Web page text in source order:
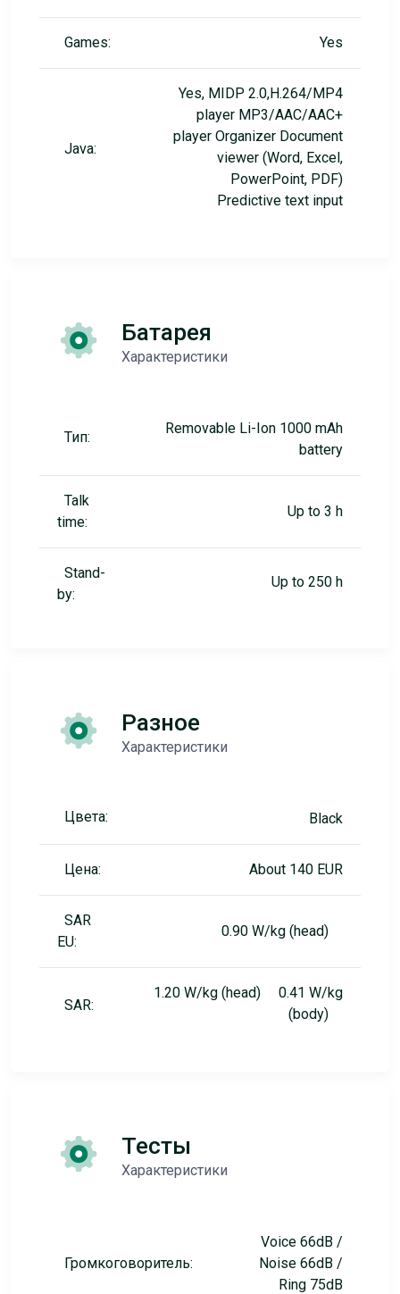
Games: Yes
Java:
Yes, MIDP 2.0,H.264/MP4
player MP3/AAC/AAC+
player Organizer Document
viewer (Word, Excel,
PowerPoint, PDF)
Predictive text input
Батарея
Характеристики
Тип:
Removable Li-Ion 1000 mAh
battery
Talk
time:
Up to 3 h
Stand-
by:
Up to 250 h
Разное
Характеристики
Цвета: Black
Цена: About 140 EUR
SAR
EU:
0.90 W/kg (head)
SAR:
1.20 W/kg (head) 0.41 W/kg
(body)
Тесты
Характеристики
Громкоговоритель:
Voice 66dB /
Noise 66dB /
Ring 75dB